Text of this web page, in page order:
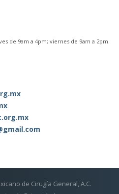
de 9am a 4pm; viernes de 9am a 2pm.
de Cirugía General, A.C.